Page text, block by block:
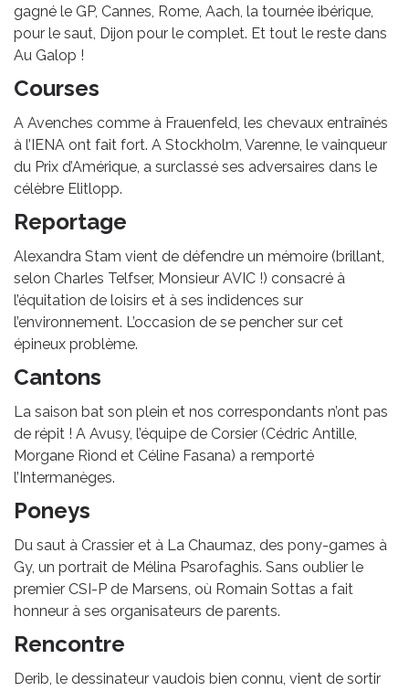
gagné le GP, Cannes, Rome, Aach, la tournée ibérique,
pour le saut, Dijon pour le complet. Et tout le reste dans
Au Galop !
Courses
A Avenches comme à Frauenfeld, les chevaux entraînés
à l’IENA ont fait fort. A Stockholm, Varenne, le vainqueur
du Prix d’Amérique, a surclassé ses adversaires dans le
célèbre Elitlopp.
Reportage
Alexandra Stam vient de défendre un mémoire (brillant,
selon Charles Telfser, Monsieur AVIC !) consacré à
l’équitation de loisirs et à ses indidences sur
l’environnement. L’occasion de se pencher sur cet
épineux problème.
Cantons
La saison bat son plein et nos correspondants n’ont pas
de répit ! A Avusy, l’équipe de Corsier (Cédric Antille,
Morgane Riond et Céline Fasana) a remporté
l’Intermanèges.
Poneys
Du saut à Crassier et à La Chaumaz, des pony-games à
Gy, un portrait de Mélina Psarofaghis. Sans oublier le
premier CSI-P de Marsens, où Romain Sottas a fait
honneur à ses organisateurs de parents.
Rencontre
Derib, le dessinateur vaudois bien connu, vient de sortir